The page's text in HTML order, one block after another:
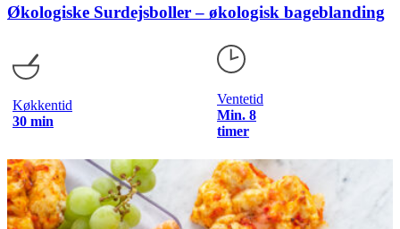
Økologiske Surdejsboller – økologisk bageblanding
Køkkentid
30 min
Ventetid
Min. 8
timer